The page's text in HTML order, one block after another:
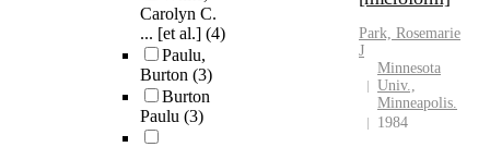
Carolyn C.
... [et al.] (4)
Paulu,
Burton (3)
Burton
Paulu (3)
Park, Rosemarie
J
Minnesota
Univ.,
Minneapolis.
1984